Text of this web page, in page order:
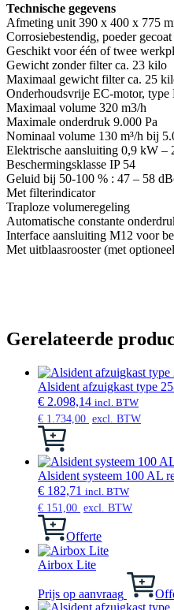
Technische gegevens
Afmeting unit 390 x 400 x 775
Corrosiebestendig, poeder gecoat
Geschikt voor één of twee
Gewicht zonder filter ca. 23 kilo
Maximaal gewicht filter ca. 25
Onderhoudsvrije EC-motor,
Maximaal volume 320 m3/h
Maximale onderdruk 9.000 Pa
Nominaal volume 130 m³/h bij
Elektrische aansluiting 0,9 kW
Beschermingsklasse IP 54
Geluid bij 50-100 % : 47 – 58
Met filterindicator
Traploze volumeregeling
Automatische constante
Interface aansluiting M12 voor
Met uitblaasrooster (met
Gerelateerde
Alsident afzuigkast type
€ 2.098,14 incl. BTW
€ 1.734,00 excl. BTW
Dit
heeft
meerdere
variaties.
Deze
optie
kan
gekozen
worden
op
productpagina
Alsident systeem 100 AL
€ 182,71 incl. BTW
€ 151,00 excl. BTW
Offerte
Airbox Lite
Prijs op aanvraag